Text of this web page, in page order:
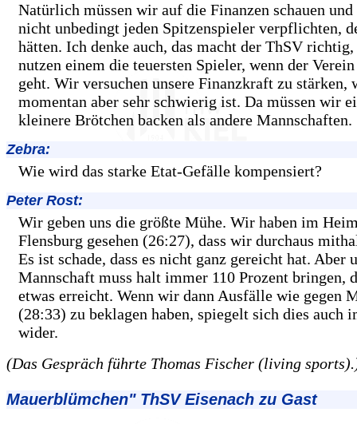
Natürlich müssen wir auf die Finanzen schauen und
nicht unbedingt jeden Spitzenspieler verpflichten,
hätten. Ich denke auch, das macht der ThSV richtig,
nutzen einem die teuersten Spieler, wenn der
geht. Wir versuchen unsere Finanzkraft zu stärken,
momentan aber sehr schwierig ist. Da müssen wir
kleinere Brötchen backen als andere Mannschaften.
Zebra:
Wie wird das starke Etat-Gefälle kompensiert?
Peter Rost:
Wir geben uns die größte Mühe. Wir haben im
Flensburg gesehen (26:27), dass wir durchaus
Es ist schade, dass es nicht ganz gereicht hat. Aber
Mannschaft muss halt immer 110 Prozent bringen,
etwas erreicht. Wenn wir dann Ausfälle wie gegen
(28:33) zu beklagen haben, spiegelt sich dies auch
wider.
(Das Gespräch führte Thomas Fischer (living
Mauerblümchen" ThSV Eisenach zu Gast